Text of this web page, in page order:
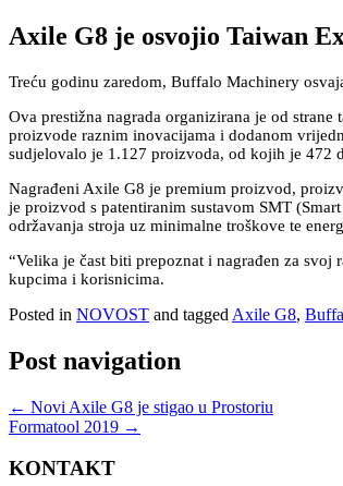
Axile G8 je osvojio Taiwan
Treću godinu zaredom, Buffalo Machinery
Ova prestižna nagrada organizirana je od
proizvode raznim inovacijama i dodanom
sudjelovalo je 1.127 proizvoda, od kojih je 472
Nagrađeni Axile G8 je premium proizvod,
je proizvod s patentiranim sustavom SMT
održavanja stroja uz minimalne troškove te
“Velika je čast biti prepoznat i nagrađen za
kupcima i korisnicima.
Posted in NOVOST and tagged Axile G8,
Post navigation
← Novi Axile G8 je stigao u Prostoriu
Formatool 2019 →
KONTAKT